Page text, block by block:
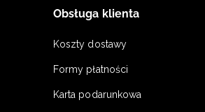
Obsługa klienta
Koszty dostawy
Formy płatności
Karta podarunkowa